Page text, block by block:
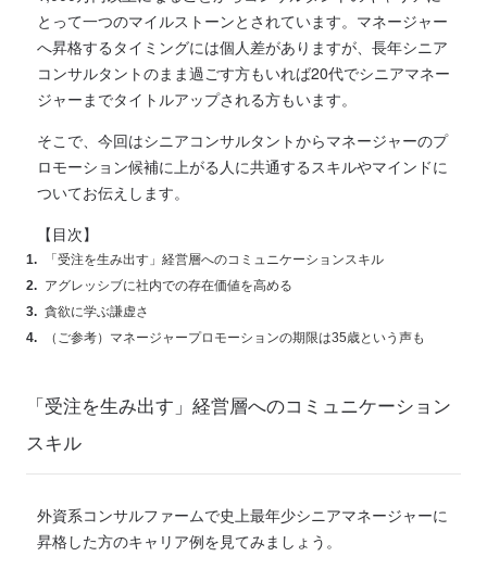
とって一つのマイルストーンとされています。 マネージャー
へ昇格するタイミングには個人差がありますが、長年シニア
コンサルタントのまま過ごす方もいれば20代でシニアマネー
ジャーまでタイトルアップされる方もいます。
そこで、今回はシニアコンサルタントからマネージャーのプ
ロモーション候補に上がる人に共通するスキルやマインドに
ついてお伝えします。
【目次】
「受注を生み出す」経営層へのコミュニケーションスキル
アグレッシブに社内での存在価値を高める
貪欲に学ぶ謙虚さ
（ご参考）マネージャープロモーションの期限は35歳という声も
「受注を生み出す」経営層へのコミュニケーション
スキル
外資系コンサルファームで史上最年少シニアマネージャーに
昇格した方のキャリア例を見てみましょう。